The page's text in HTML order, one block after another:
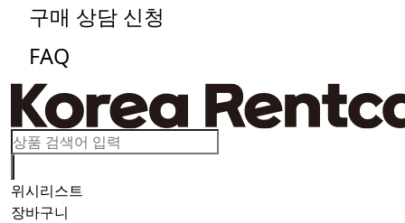
구매 상담 신청
FAQ
위시리스트
장바구니